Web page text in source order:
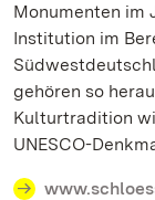
Monumenten im
Institution im
gehören so
Kulturtradition
UNESCO-